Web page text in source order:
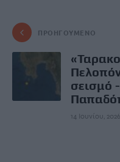
ΠΡΟΗΓΟΎΜΕΝΟ
σεισμό
14 Ιουνίου, 2026